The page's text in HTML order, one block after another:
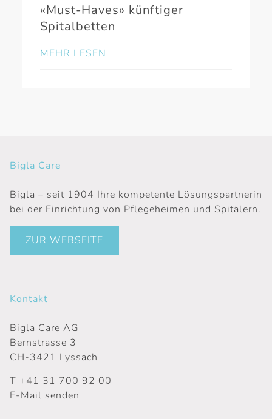
«Must-Haves» künftiger
Spitalbetten
MEHR LESEN
Bigla Care
Bigla – seit 1904 Ihre kompetente Lösungspartnerin
bei der Einrichtung von Pflegeheimen und Spitälern.
ZUR WEBSEITE
Kontakt
Bigla Care AG
Bernstrasse 3
CH-3421 Lyssach
T +41 31 700 92 00
E-Mail senden